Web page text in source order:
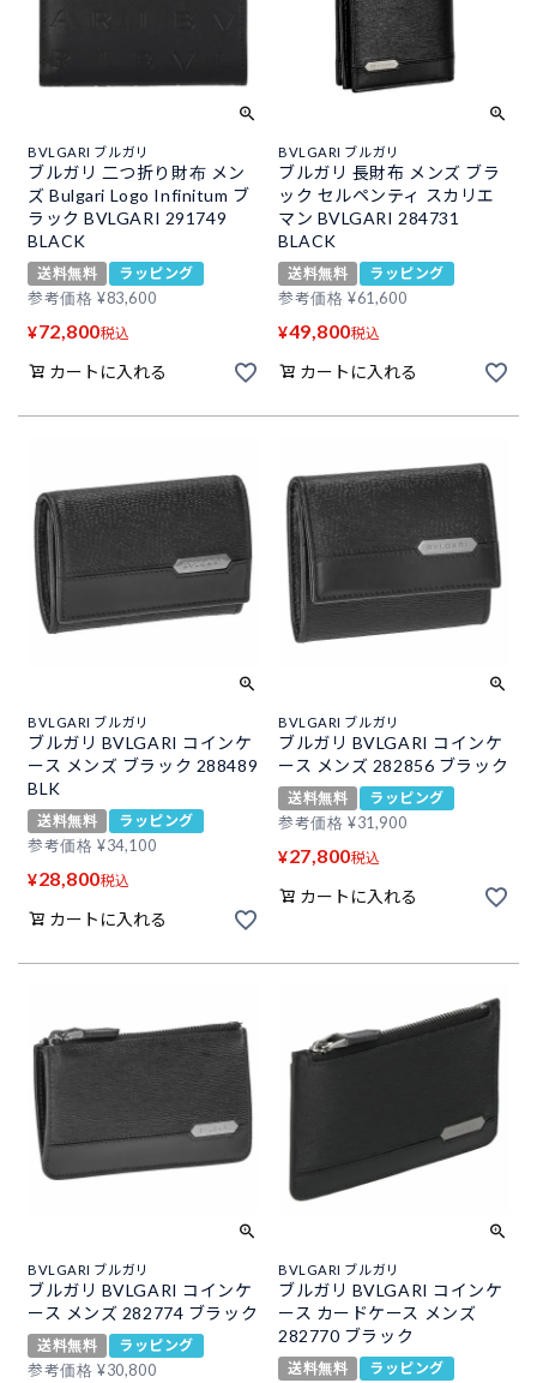
BVLGARI ブルガリ
ブルガリ 二つ折り財布 メン
ズ Bulgari Logo Infinitum ブ
ラック BVLGARI 291749
BLACK
送料無料
ラッピング
参考価格 ¥83,600
¥72,800税込
カートに入れる
BVLGARI ブルガリ
ブルガリ 長財布 メンズ ブラ
ック セルペンティ スカリエ
マン BVLGARI 284731
BLACK
送料無料
ラッピング
参考価格 ¥61,600
¥49,800税込
カートに入れる
BVLGARI ブルガリ
ブルガリ BVLGARI コインケ
ース メンズ ブラック 288489
BLK
送料無料
ラッピング
参考価格 ¥34,100
¥28,800税込
カートに入れる
BVLGARI ブルガリ
ブルガリ BVLGARI コインケ
ース メンズ 282856 ブラック
送料無料
ラッピング
参考価格 ¥31,900
¥27,800税込
カートに入れる
BVLGARI ブルガリ
ブルガリ BVLGARI コインケ
ース メンズ 282774 ブラック
送料無料
ラッピング
参考価格 ¥30,800
BVLGARI ブルガリ
ブルガリ BVLGARI コインケ
ース カードケース メンズ
282770 ブラック
送料無料 ラッピング